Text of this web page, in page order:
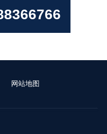
网站地图